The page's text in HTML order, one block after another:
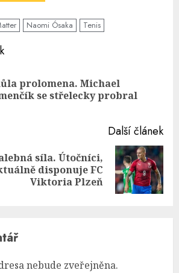
Naomi Ósaka Tenis
prolomena. Michael
se střelecky probral
Další článek
síla. Útočníci,
disponuje FC
Viktoria Plzeň
nebude zveřejněna.